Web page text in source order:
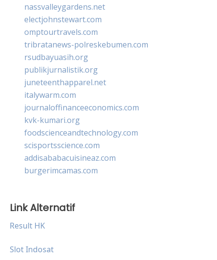
nassvalleygardens.net
electjohnstewart.com
omptourtravels.com
tribratanews-polreskebumen.com
rsudbayuasih.org
publikjurnalistik.org
juneteenthapparel.net
italywarm.com
journaloffinanceeconomics.com
kvk-kumari.org
foodscienceandtechnology.com
scisportsscience.com
addisababacuisineaz.com
burgerimcamas.com
Link Alternatif
Result HK
Slot Indosat